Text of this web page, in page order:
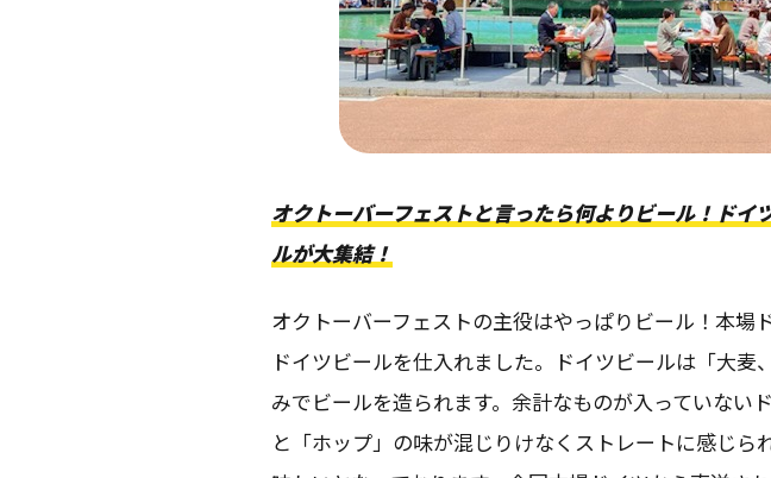
オクトーバーフェストと言ったら何よりビール！ドイ
ルが大集結！
オクトーバーフェストの主役はやっぱりビール！本場
ドイツビールを仕入れました。ドイツビールは「大麦
みでビールを造られます。余計なものが入っていない
と「ホップ」の味が混じりけなくストレートに感じら